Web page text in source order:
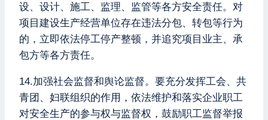
设、设计、施工、监理、监管等各方安全责任。对
项目建设生产经营单位存在违法分包、转包等行为
的，立即依法停工停产整顿，并追究项目业主、承
包方等各方责任。
14.加强社会监督和舆论监督。要充分发挥工会、共
青团、妇联组织的作用，依法维护和落实企业职工
对安全生产的参与权与监督权，鼓励职工监督举报